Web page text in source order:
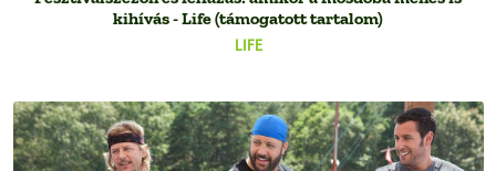
LIFE
kihívás - Life (támogatott tartalom)